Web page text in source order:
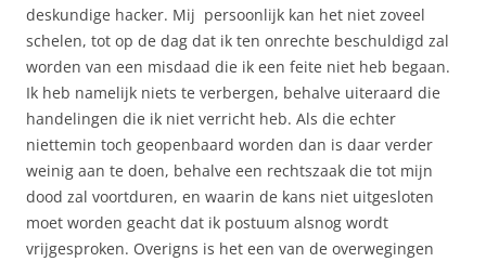
deskundige hacker. Mij persoonlijk kan het niet zoveel
schelen, tot op de dag dat ik ten onrechte beschuldigd zal
worden van een misdaad die ik een feite niet heb begaan.
Ik heb namelijk niets te verbergen, behalve uiteraard die
handelingen die ik niet verricht heb. Als die echter
niettemin toch geopenbaard worden dan is daar verder
weinig aan te doen, behalve een rechtszaak die tot mijn
dood zal voortduren, en waarin de kans niet uitgesloten
moet worden geacht dat ik postuum alsnog wordt
vrijgesproken. Overigns is het een van de overwegingen